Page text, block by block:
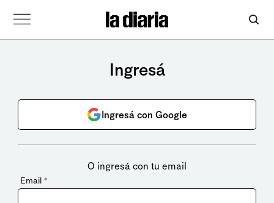
Ingresá
Ingresá con Google
O ingresá con tu email
Email *